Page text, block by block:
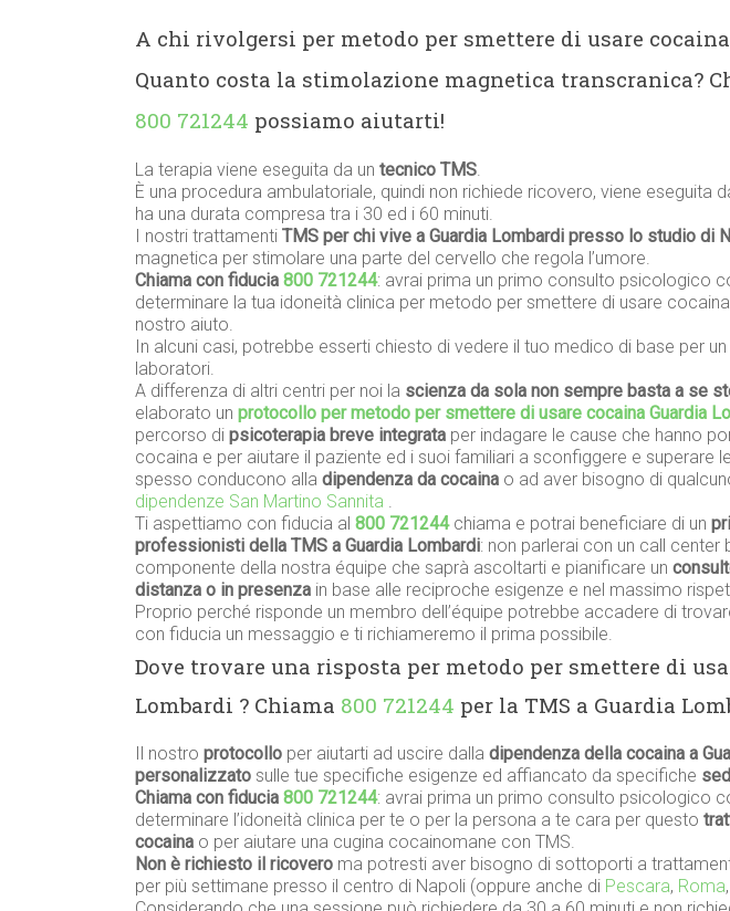
A chi rivolgersi per metodo per smettere di usare
Quanto costa la stimolazione magnetica transcranica?
800 721244 possiamo aiutarti!
La terapia viene eseguita da un tecnico TMS.
È una procedura ambulatoriale, quindi non richiede ricovero, viene eseguita
ha una durata compresa tra i 30 ed i 60 minuti.
I nostri trattamenti TMS per chi vive a Guardia Lombardi presso lo studio di
magnetica per stimolare una parte del cervello che regola l’umore.
Chiama con fiducia 800 721244: avrai prima un primo consulto psicologico
determinare la tua idoneità clinica per metodo per smettere di usare
nostro aiuto.
In alcuni casi, potrebbe esserti chiesto di vedere il tuo medico di base per
laboratori.
A differenza di altri centri per noi la scienza da sola non sempre basta a se
elaborato un protocollo per metodo per smettere di usare cocaina Guardia
percorso di psicoterapia breve integrata per indagare le cause che hanno
cocaina e per aiutare il paziente ed i suoi familiari a sconfiggere e superare
spesso conducono alla dipendenza da cocaina o ad aver bisogno di
dipendenze San Martino Sannita .
Ti aspettiamo con fiducia al 800 721244chiama e potrai beneficiare di un
professionisti della TMS a Guardia Lombardi: non parlerai con un call center
componente della nostra équipe che saprà ascoltarti e pianificare un
distanza o in presenza in base alle reciproche esigenze e nel massimo
Proprio perché risponde un membro dell’équipe potrebbe accadere di
con fiducia un messaggio e ti richiameremo il prima possibile.
Dove trovare una risposta per metodo per smettere di
Lombardi ? Chiama 800 721244 per la TMS a Guardia
Il nostro protocollo per aiutarti ad uscire dalla dipendenza della cocaina a
personalizzato sulle tue specifiche esigenze ed affiancato da specifiche
Chiama con fiducia 800 721244: avrai prima un primo consulto psicologico
determinare l’idoneità clinica per te o per la persona a te cara per questo
cocaina o per aiutare una cugina cocainomane con TMS.
Non è richiesto il ricovero ma potresti aver bisogno di sottoporti a
per più settimane presso il centro di Napoli (oppure anche di Pescara, Roma,